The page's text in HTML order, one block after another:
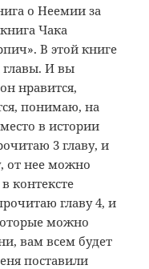
о Неемии за
Чака
В этой книге
главы. И вы
нравится,
понимаю, на
в истории
3 главу, и
от нее можно
контексте
главу 4, и
можно
вам всем будет
поставили